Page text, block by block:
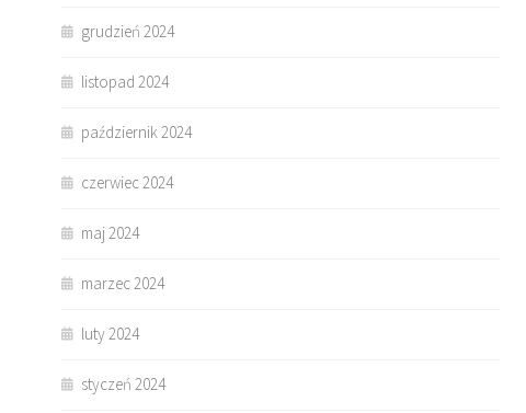
grudzień 2024
listopad 2024
październik 2024
czerwiec 2024
maj 2024
marzec 2024
luty 2024
styczeń 2024